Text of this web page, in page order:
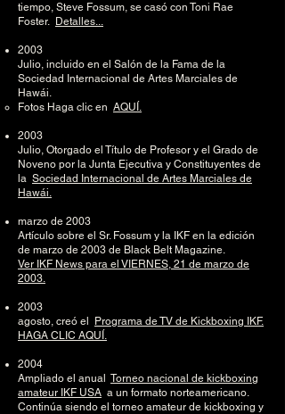
tiempo, Steve Fossum, se casó con Toni Rae
Foster. Detalles...
2003
Julio, incluido en el Salón de la Fama de la
Sociedad Internacional de Artes Marciales de
Hawái.
Fotos Haga clic en AQUÍ.
2003
Julio, Otorgado el Título de Profesor y el Grado de
Noveno por la Junta Ejecutiva y Constituyentes de
la Sociedad Internacional de Artes Marciales de
Hawái.
marzo de 2003
Artículo sobre el Sr. Fossum y la IKF en la edición
de marzo de 2003 de Black Belt Magazine.
Ver IKF News para el VIERNES, 21 de marzo de
2003.
2003
agosto, creó el
Programa de TV de Kickboxing IKF.
HAGA CLIC AQUÍ.
2004
Ampliado el anual Torneo nacional de kickboxing
amateur IKF USA a un formato norteamericano.
Continúa siendo el torneo amateur de kickboxing y